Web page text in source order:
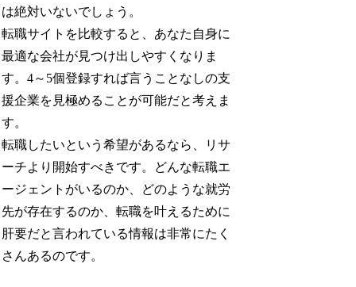
は絶対いないでしょう。
転職サイトを比較すると、あなた自身に
最適な会社が見つけ出しやすくなりま
す。4～5個登録すれば言うことなしの支
援企業を見極めることが可能だと考えま
す。
転職したいという希望があるなら、リサ
ーチより開始すべきです。どんな転職エ
ージェントがいるのか、どのような就労
先が存在するのか、転職を叶えるために
肝要だと言われている情報は非常にたく
さんあるのです。